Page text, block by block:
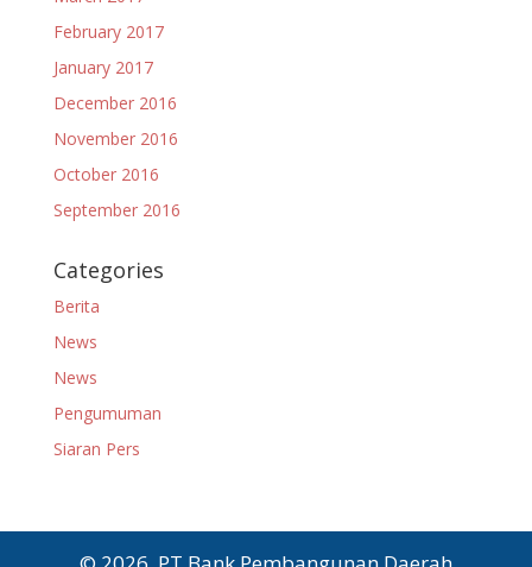
February 2017
January 2017
December 2016
November 2016
October 2016
September 2016
Categories
Berita
News
News
Pengumuman
Siaran Pers